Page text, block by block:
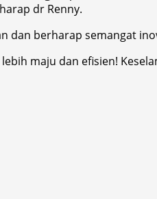
dr Renny.
dan berharap semangat
maju dan efisien!